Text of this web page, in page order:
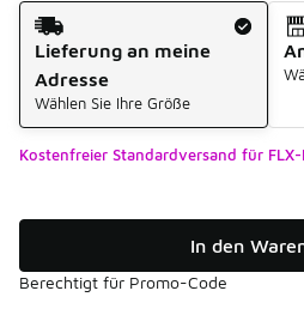
Versandart
Lieferung an meine
Adresse
Wählen Sie Ihre Größe
Kostenfreier Standardversand für
In den
Berechtigt für Promo-Code